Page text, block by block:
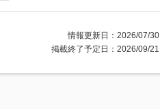
情報更新日：2026/07/30
掲載終了予定日：2026/09/21